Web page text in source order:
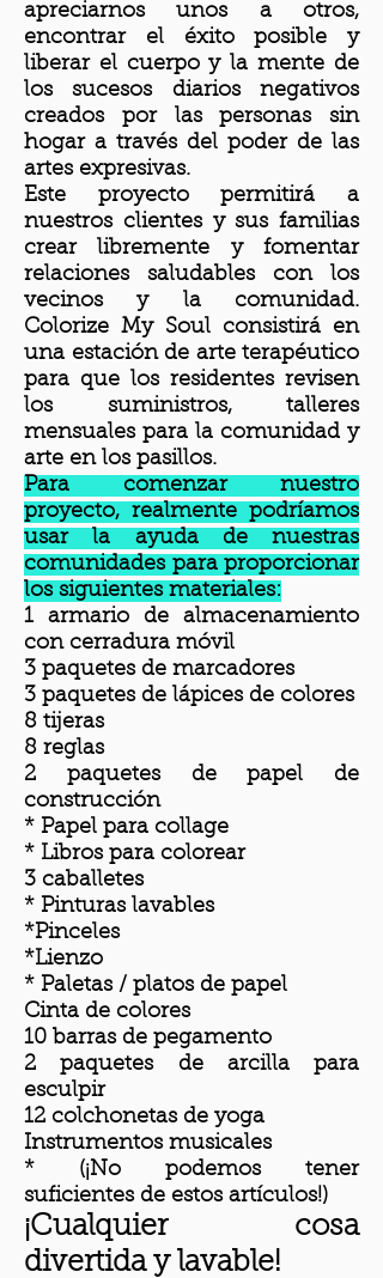
apreciarnos unos a otros,
encontrar el éxito posible y
liberar el cuerpo y la mente de
los sucesos diarios negativos
creados por las personas sin
hogar a través del poder de las
artes expresivas.
Este proyecto permitirá a
nuestros clientes y sus familias
crear libremente y fomentar
relaciones saludables con los
vecinos y la comunidad.
Colorize My Soul consistirá en
una estación de arte terapéutico
para que los residentes revisen
los suministros, talleres
mensuales para la comunidad y
arte en los pasillos.
Para comenzar nuestro
proyecto, realmente podríamos
usar la ayuda de nuestras
comunidades para proporcionar
los siguientes materiales:
1 armario de almacenamiento
con cerradura móvil
3 paquetes de marcadores
3 paquetes de lápices de colores
8 tijeras
8 reglas
2 paquetes de papel de
construcción
* Papel para collage
* Libros para colorear
3 caballetes
* Pinturas lavables
*Pinceles
*Lienzo
* Paletas / platos de papel
Cinta de colores
10 barras de pegamento
2 paquetes de arcilla para
esculpir
12 colchonetas de yoga
Instrumentos musicales
* (¡No podemos tener
suficientes de estos artículos!)
¡Cualquier cosa
divertida y lavable!